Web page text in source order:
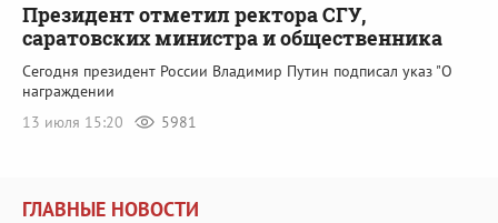
Президент отметил ректора СГУ,
саратовских министра и общественника
Сегодня президент России Владимир Путин подписал указ "О
награждении
13 июля 15:20
5981
ГЛАВНЫЕ НОВОСТИ